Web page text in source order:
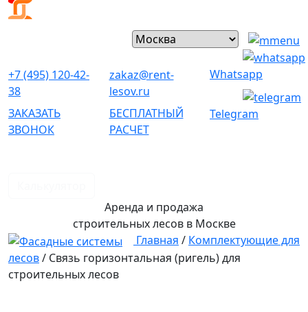
+7 (495) 120-42-
38
ЗАКАЗАТЬ
ЗВОНОК
zakaz@rent-
lesov.ru
БЕСПЛАТНЫЙ
РАСЧЕТ
Whatsapp
Telegram
Аренда и продажа
строительных лесов в Москве
Главная / Комплектующие для
лесов/ Связь горизонтальная (ригель) для
строительных лесов